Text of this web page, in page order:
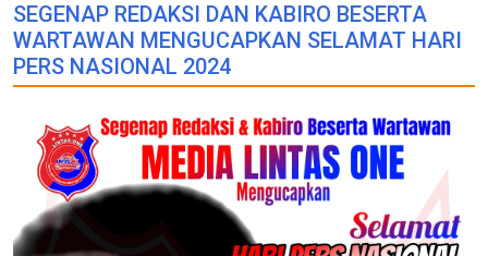
SEGENAP REDAKSI DAN KABIRO BESERTA
WARTAWAN MENGUCAPKAN SELAMAT HARI
PERS NASIONAL 2024